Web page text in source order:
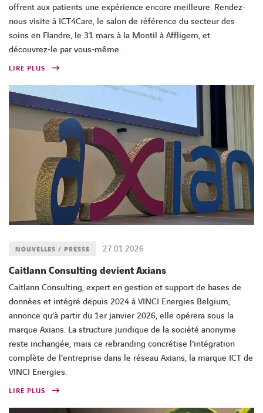
offrent aux patients une expérience encore meilleure. Rendez-
nous visite à ICT4Care, le salon de référence du secteur des
soins en Flandre, le 31 mars à la Montil à Affligem, et
découvrez‑le par vous‑même.
LIRE PLUS
27.01.2026
NOUVELLES / PRESSE
Caitlann Consulting devient Axians
Caitlann Consulting, expert en gestion et support de bases de
données et intégré depuis 2024 à VINCI Energies Belgium,
annonce qu’à partir du 1er janvier 2026, elle opérera sous la
marque Axians. La structure juridique de la société anonyme
reste inchangée, mais ce rebranding concrétise l’intégration
complète de l’entreprise dans le réseau Axians, la marque ICT de
VINCI Energies.
LIRE PLUS